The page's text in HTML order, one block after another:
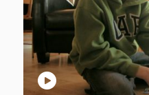
play_circle